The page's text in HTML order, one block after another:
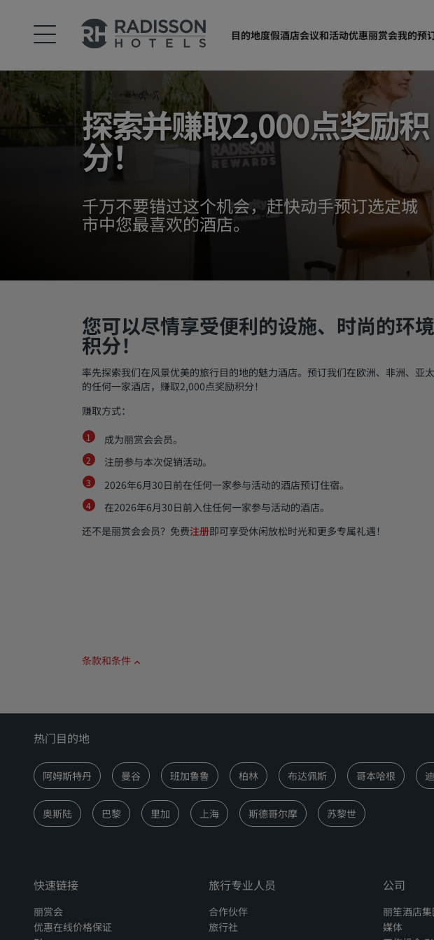
目的地度假酒店会议和活动优惠丽赏会我的预
探索并赚取2,000点奖励积
分！
千万不要错过这个机会，赶快动手预订选定城
市中您最喜欢的酒店。
您可以尽情享受便利的设施、时尚的环
积分！
率先探索我们在风景优美的旅行目的地的魅力酒店。预订我们在欧洲、非洲、亚
的任何一家酒店，赚取2,000点奖励积分！
赚取方式：
成为丽赏会会员。
注册参与本次促销活动。
2026年6月30日前在任何一家参与活动的酒店预订住宿。
在2026年6月30日前入住任何一家参与活动的酒店。
还不是丽赏会会员？免费注册即可享受休闲放松时光和更多专属礼遇！
条款和条件
热门目的地
阿姆斯特丹 曼谷 班加鲁鲁 柏林 布达佩斯 哥本哈根
奥斯陆 巴黎 里加 上海 斯德哥尔摩 苏黎世
快速链接
丽赏会
优惠在线价格保证
旅行专业人员
合作伙伴
旅行社
公司
丽笙酒店集
媒体